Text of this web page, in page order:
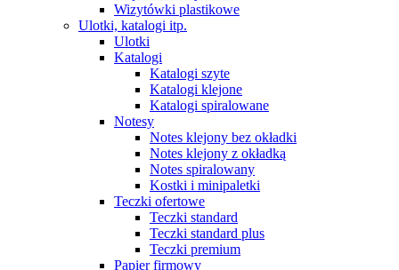
Wizytówki plastikowe
Ulotki, katalogi itp.
Ulotki
Katalogi
Katalogi szyte
Katalogi klejone
Katalogi spiralowane
Notesy
Notes klejony bez okładki
Notes klejony z okładką
Notes spiralowany
Kostki i minipaletki
Teczki ofertowe
Teczki standard
Teczki standard plus
Teczki premium
Papier firmowy